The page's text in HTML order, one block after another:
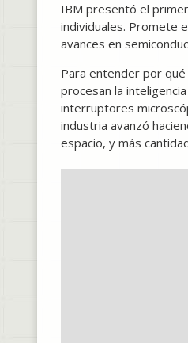
IBM presentó el
individuales. Promete
avances en
Para entender por
procesan la
interruptores
industria avanzó
espacio, y más